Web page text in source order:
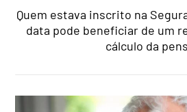
Quem estava inscrito na
data pode beneficiar de um
cálculo da